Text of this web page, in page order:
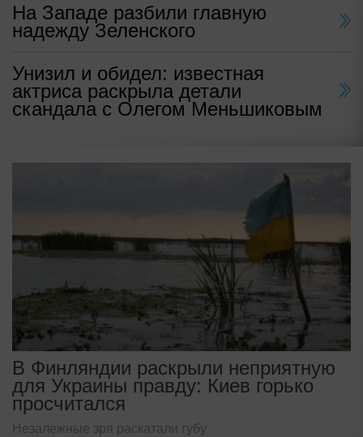
На Западе разбили главную
надежду Зеленского
Унизил и обидел: известная
актриса раскрыла детали
скандала с Олегом Меньшиковым
В Финляндии раскрыли неприятную
для Украины правду: Киев горько
просчитался
Незалежные зря раскатали губу